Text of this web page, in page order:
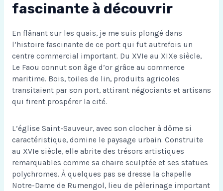
fascinante à découvrir
En flânant sur les quais, je me suis plongé dans
l’histoire fascinante de ce port qui fut autrefois un
centre commercial important. Du XVIe au XIXe siècle,
Le Faou connut son âge d’or grâce au commerce
maritime. Bois, toiles de lin, produits agricoles
transitaient par son port, attirant négociants et artisans
qui firent prospérer la cité.
L’église Saint-Sauveur, avec son clocher à dôme si
caractéristique, domine le paysage urbain. Construite
au XVIe siècle, elle abrite des trésors artistiques
remarquables comme sa chaire sculptée et ses statues
polychromes. À quelques pas se dresse la chapelle
Notre-Dame de Rumengol, lieu de pèlerinage important